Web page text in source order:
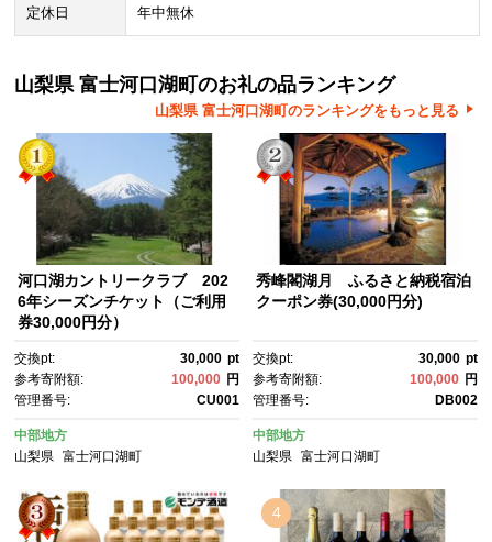
定休日 年中無休
山梨県 富士河口湖町のお礼の品ランキング
山梨県 富士河口湖町のランキングをもっと見る
河口湖カントリークラブ 202
6年シーズンチケット（ご利用
券30,000円分）
交換pt: 30,000 pt
参考寄附額:
100,000 円
管理番号:
CU001
中部地方
山梨県
富士河口湖町
秀峰閣湖月 ふるさと納税宿泊
クーポン券(30,000円分)
交換pt: 30,000 pt
参考寄附額:
100,000 円
管理番号:
DB002
中部地方
山梨県 富士河口湖町
4